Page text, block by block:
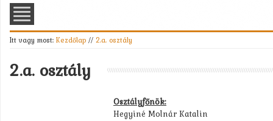
Itt vagy most: Kezdőlap // 2.a. osztály
2.a. osztály
Osztályfőnök:
Hegyiné Molnár Katalin